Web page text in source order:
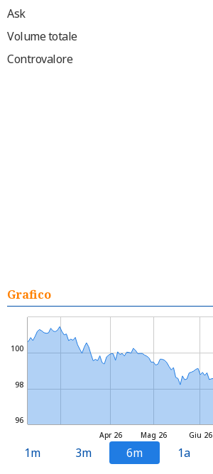
Ask
Volume totale
Controvalore
Grafico
Mag 26
Apr 26 Giu 26
96
98
100
1m 3m 6m 1a